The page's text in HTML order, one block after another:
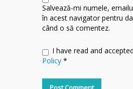
Salvează-mi numele,
în acest navigator pentru
când o să comentez.
I have read and
Policy *